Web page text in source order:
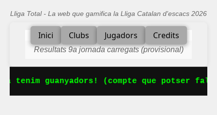
Lliga Total - La web que gamifica la Lliga Catalan d'escacs 2026
Inici Clubs Jugadors Credits
Resultats 9a jornada carregats (provisional)
tenim guanyadors! (compte que potser